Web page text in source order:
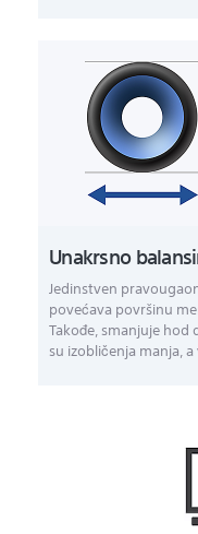
Unakrsno
Jedinstven
povećava površinu
Takođe, smanjuje
su izobličenja manja,